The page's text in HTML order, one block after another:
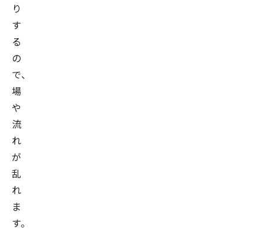
り
す
る
の
で、
場
や
流
れ
が
乱
れ
ま
す。